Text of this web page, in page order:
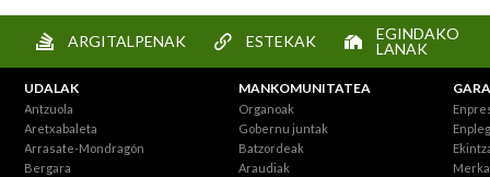
ARGITALPENAK ESTEKAK
EGINDAKO
LANAK
UDALAK
Antzuola
Aretxabaleta
Arrasate-Mondragón
Bergara
MANKOMUNITATEA
Organoak
Gobernu juntak
Batzordeak
Araudiak